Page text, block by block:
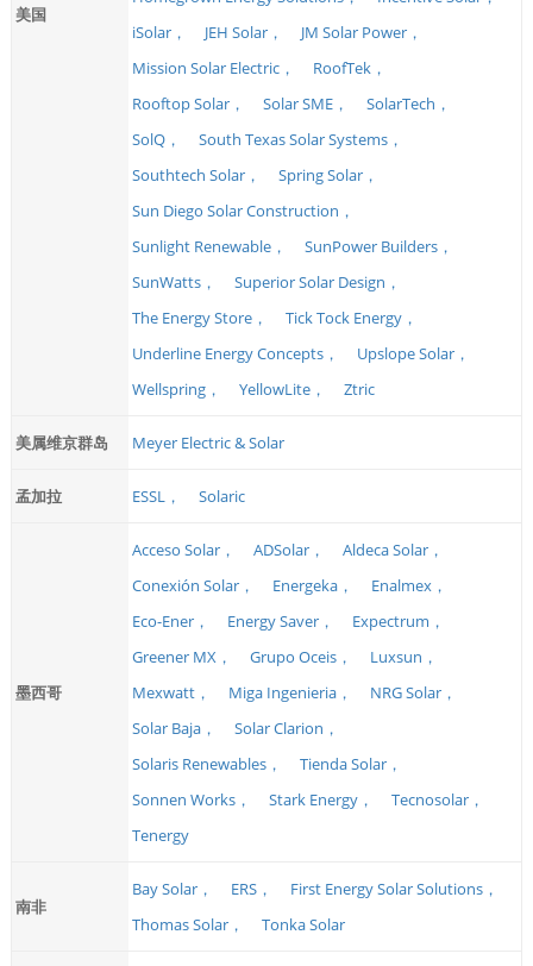
美国
iSolar，
JEH Solar，
JM Solar Power，
Mission Solar Electric，
RoofTek，
Rooftop Solar，
Solar SME，
SolarTech，
SolQ，
South Texas Solar Systems，
Southtech Solar，
Spring Solar，
Sun Diego Solar Construction，
Sunlight Renewable，
SunPower Builders，
SunWatts，
Superior Solar Design，
The Energy Store，
Tick Tock Energy，
Underline Energy Concepts，
Upslope Solar，
Wellspring，
YellowLite， Ztric
美属维京群岛 Meyer Electric & Solar
孟加拉 ESSL， Solaric
墨西哥
Acceso Solar， ADSolar，
Aldeca Solar，
Conexión Solar，
Energeka，
Enalmex，
Eco-Ener，
Energy Saver，
Expectrum，
Greener MX，
Grupo Oceis，
Luxsun，
Mexwatt，
Miga Ingenieria，
NRG Solar，
Solar Baja，
Solar Clarion，
Solaris Renewables，
Tienda Solar，
Sonnen Works，
Stark Energy，
Tecnosolar，
Tenergy
南非
Bay Solar， ERS，
First Energy Solar Solutions，
Thomas Solar，
Tonka Solar